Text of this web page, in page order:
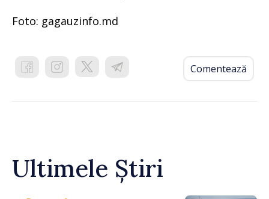
Foto: gagauzinfo.md
Comentează
Ultimele Știri